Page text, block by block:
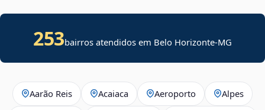
253bairros atendidos em Belo Horizonte-MG
Aarão Reis Acaiaca Aeroporto Alpes